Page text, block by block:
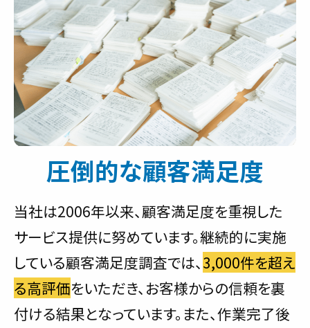
圧倒的な顧客満足度
当社は2006年以来、顧客満足度を重視した
サービス提供に努めています。継続的に実施
している顧客満足度調査では、3,000件を超え
る高評価をいただき、お客様からの信頼を裏
付ける結果となっています。また、作業完了後